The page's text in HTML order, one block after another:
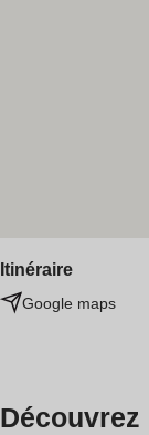
Itinéraire
Google maps